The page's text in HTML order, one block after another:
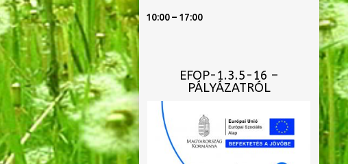
10:00 – 17:00
EFOP-1.3.5-16 –
PÁLYÁZATRÓL